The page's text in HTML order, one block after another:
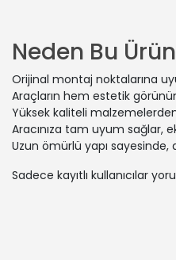
Neden Bu
Orijinal montaj noktalarına
Araçların hem estetik
Yüksek kaliteli
Aracınıza tam uyum sağlar,
Uzun ömürlü yapı sayesinde,
Sadece kayıtlı kullanıcılar